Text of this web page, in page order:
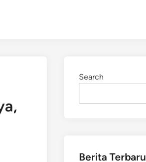
Search
Berita Terbaru